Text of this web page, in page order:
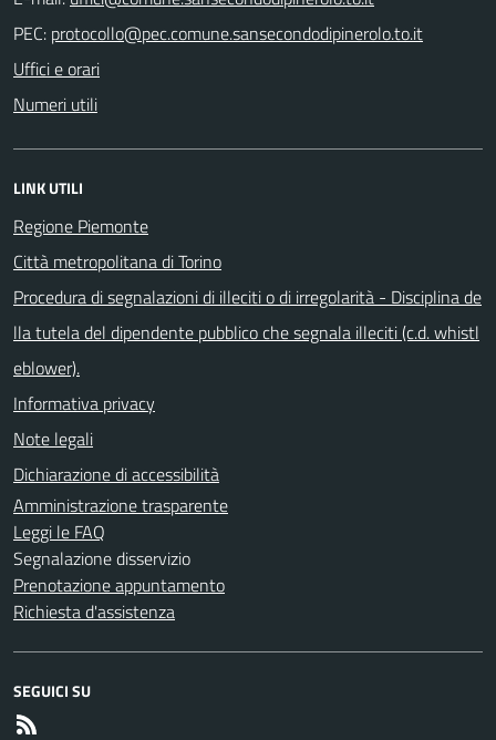
PEC:
Uffici e orari
Numeri utili
LINK UTILI
Regione Piemonte
Città metropolitana di Torino
Procedura di segnalazioni di illeciti o di irregolarità - Disciplina de
lla tutela del dipendente pubblico che segnala illeciti (c.d. whistl
eblower).
Informativa privacy
Note legali
Dichiarazione di accessibilità
Amministrazione trasparente
Leggi le FAQ
Segnalazione disservizio
Prenotazione appuntamento
Richiesta d'assistenza
SEGUICI SU